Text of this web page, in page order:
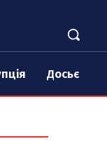
Досьє